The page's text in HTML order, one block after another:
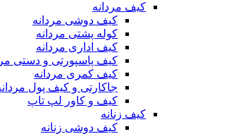
کیف مردانه
کیف دوشی مردانه
کوله پشتی مردانه
کیف اداری مردانه
کیف پاسپورتی و دستی
کیف کمری مردانه
جاکارتی و کیف پول
کیف و کاور لپ تاپ
کیف زنانه
کیف دوشی زنانه